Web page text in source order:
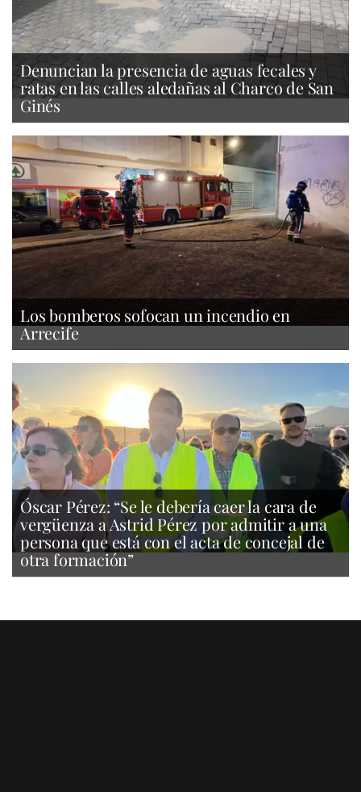
Denuncian la presencia de aguas fecales y
ratas en las calles aledañas al Charco de San
Ginés
Los bomberos sofocan un incendio en
Arrecife
Óscar Pérez: “Se le debería caer la cara de
vergüenza a Astrid Pérez por admitir a una
persona que está con el acta de concejal de
otra formación”